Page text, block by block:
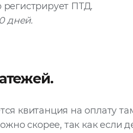
ПТД.
дней.
квитанция на оплату
скорее, так как если